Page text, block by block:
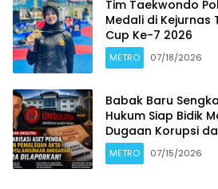
Tim Taekwondo
Medali di
Cup Ke-7 2026
METRO 07/18/2026
Babak Baru
Hukum Siap Bidik
Dugaan Korupsi
METRO 07/15/2026